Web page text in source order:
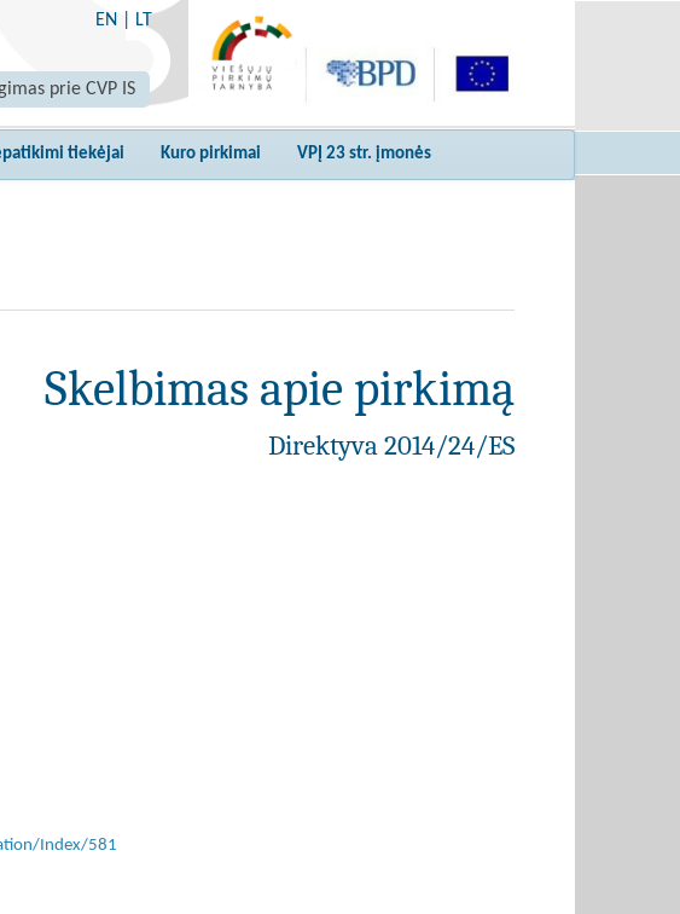
EN LT
prie CVP IS
tiekėjai Kuro pirkimai VPĮ 23 str. įmonės
Skelbimas apie pirkimą
Direktyva 2014/24/ES
Index/581